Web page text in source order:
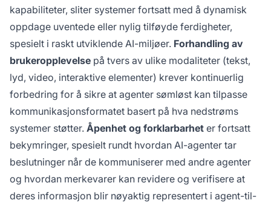
kapabiliteter, sliter systemer fortsatt med å dynamisk
oppdage uventede eller nylig tilføyde ferdigheter,
spesielt i raskt utviklende AI-miljøer. Forhandling av
brukeropplevelse på tvers av ulike modaliteter (tekst,
lyd, video, interaktive elementer) krever kontinuerlig
forbedring for å sikre at agenter sømløst kan tilpasse
kommunikasjonsformatet basert på hva nedstrøms
systemer støtter. Åpenhet og forklarbarhet er fortsatt
bekymringer, spesielt rundt hvordan AI-agenter tar
beslutninger når de kommuniserer med andre agenter
og hvordan merkevarer kan revidere og verifisere at
deres informasjon blir nøyaktig representert i agent-til-